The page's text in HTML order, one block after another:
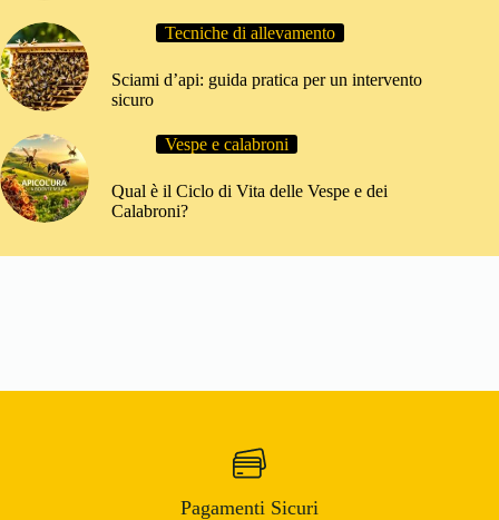
Tecniche di allevamento
Sciami d’api: guida pratica per un intervento
sicuro
Vespe e calabroni
Qual è il Ciclo di Vita delle Vespe e dei
Calabroni?
Pagamenti Sicuri